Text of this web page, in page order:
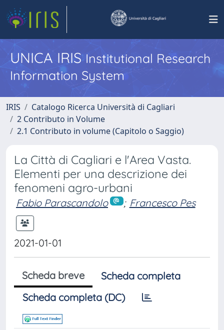
UNICA IRISInstitutional Research
Information System
IRIS
Catalogo Ricerca Università di Cagliari
2 Contributo in Volume
2.1 Contributo in volume (Capitolo o Saggio)
La Città di Cagliari e l'Area Vasta.
Elementi per una descrizione dei
fenomeni agro-urbani
Fabio Parascandolo ; Francesco Pes
2021-01-01
Scheda breve
Scheda completa
Scheda completa (DC)